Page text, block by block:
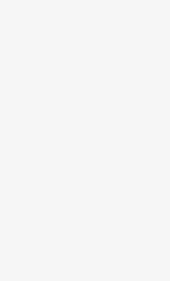
Luxembourg - Service